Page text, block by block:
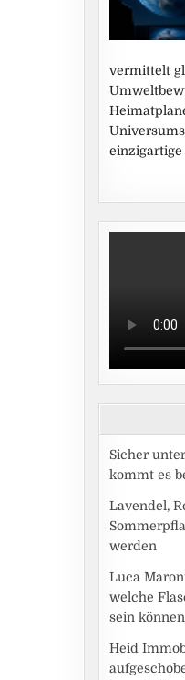
vermittelt
einzigartige
Sicher
kommt es
Lavendel,
werden
Luca
welche
sein können
Heid